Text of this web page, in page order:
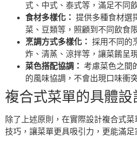
式、中式、泰式等，滿足不同
食材多樣化： 提供多種食材選
菜、豆類等，照顧到不同飲食
烹調方式多樣化： 採用不同的
炸、清蒸、涼拌等，讓菜餚呈
菜色搭配協調： 考慮菜色之間
的風味協調，不會出現口味衝
複合式菜單的具體設
除了上述原則，在實際設計複合式
技巧，讓菜單更具吸引力，更能滿足